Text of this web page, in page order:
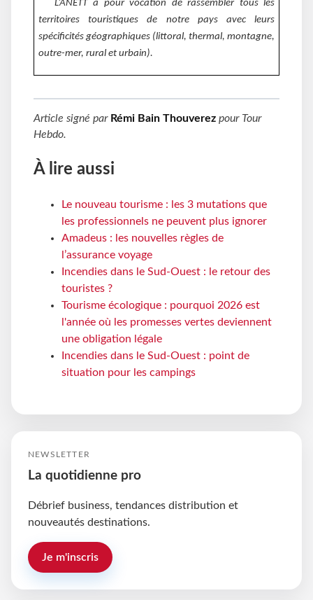
L’ANETT a pour vocation de rassembler tous les
territoires touristiques de notre pays avec leurs
spécificités géographiques (littoral, thermal, montagne,
outre-mer, rural et urbain).
Article signé par Rémi Bain Thouverez pour Tour
Hebdo.
À lire aussi
Le nouveau tourisme : les 3 mutations que
les professionnels ne peuvent plus ignorer
Amadeus : les nouvelles règles de
l’assurance voyage
Incendies dans le Sud-Ouest : le retour des
touristes ?
Tourisme écologique : pourquoi 2026 est
l'année où les promesses vertes deviennent
une obligation légale
Incendies dans le Sud-Ouest : point de
situation pour les campings
NEWSLETTER
La quotidienne pro
Débrief business, tendances distribution et
nouveautés destinations.
Je m'inscris